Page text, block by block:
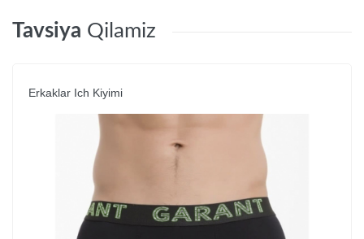
Tavsiya Qilamiz
Erkaklar Iсh Kiyimi